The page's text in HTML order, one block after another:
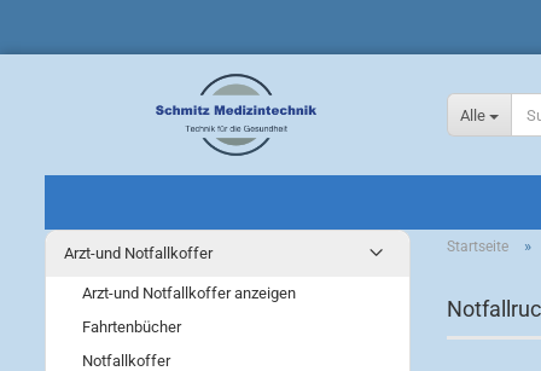
Alle
Startseite »
Arzt-und Notfallkoffer
Arzt-und Notfallkoffer anzeigen
Fahrtenbücher
Notfallkoffer